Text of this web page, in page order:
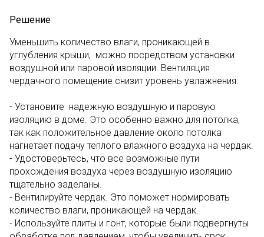
Решение
Уменьшить количество влаги, проникающей в
углубления крыши, можно посредством установки
воздушной или паровой изоляции. Вентиляция
чердачного помещение снизит уровень увлажнения.
- Установите надежную воздушную и паровую
изоляцию в доме. Это особенно важно для потолка,
так как положительное давление около потолка
нагнетает подачу теплого влажного воздуха на чердак.
- Удостоверьтесь, что все возможные пути
прохождения воздуха через воздушную изоляцию
тщательно заделаны.
- Вентилируйте чердак. Это поможет нормировать
количество влаги, проникающей на чердак.
- Используйте плиты и гонт, которые были подвергнуты